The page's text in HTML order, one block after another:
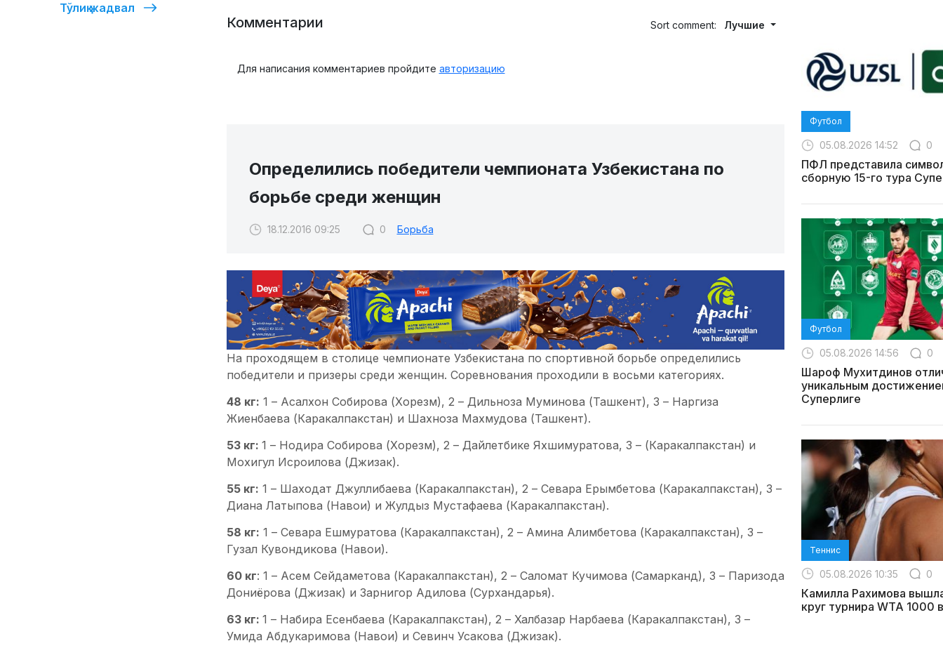
Тўлиқ жадвал
Комментарии Sort comment: Лучшие
Для написания комментариев пройдите авторизацию
Определились победители чемпионата Узбекистана по
борьбе среди женщин
18.12.2016 09:25 0 Борьба
На проходящем в столице чемпионате Узбекистана по спортивной борьбе определились
победители и призеры среди женщин. Соревнования проходили в восьми категориях.
48 кг: 1 – Асалхон Собирова (Хорезм), 2 – Дильноза Муминова (Ташкент), 3 – Наргиза
Жиенбаева (Каракалпакстан) и Шахноза Махмудова (Ташкент).
53 кг: 1 – Нодира Собирова (Хорезм), 2 – Дайлетбике Яхшимуратова, 3 – (Каракалпакстан) и
Мохигул Исроилова (Джизак).
55 кг: 1 – Шаходат Джуллибаева (Каракалпакстан), 2 – Севара Ерымбетова (Каракалпакстан), 3 –
Диана Латыпова (Навои) и Жулдыз Мустафаева (Каракалпакстан).
58 кг: 1 – Севара Ешмуратова (Каракалпакстан), 2 – Амина Алимбетова (Каракалпакстан), 3 –
Гузал Кувондикова (Навои).
60 кг: 1 – Асем Сейдаметова (Каракалпакстан), 2 – Саломат Кучимова (Самарканд), 3 – Паризода
Дониёрова (Джизак) и Зарнигор Адилова (Сурхандарья).
63 кг: 1 – Набира Есенбаева (Каракалпакстан), 2 – Халбазар Нарбаева (Каракалпакстан), 3 –
Умида Абдукаримова (Навои) и Севинч Усакова (Джизак).
Футбол
05.08.2026 14:52 0
ПФЛ представила
сборную 15-го тура
Футбол
05.08.2026 14:56 0
Шароф Мухитдинов
уникальным
Суперлиге
Теннис
05.08.2026 10:35 0
Камилла Рахимова
круг турнира WTA 1000